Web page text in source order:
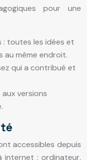
pour une
toutes les idées et
au même endroit.
qui a contribué et
versions
accessibles depuis
internet : ordinateur,